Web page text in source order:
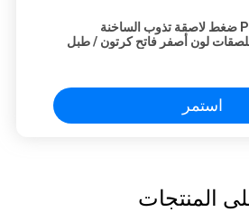
PSA ضغط لاصقة تذوب الساخنة
لون أصفر فاتح كرتون / طبل
استمر
المنتجات